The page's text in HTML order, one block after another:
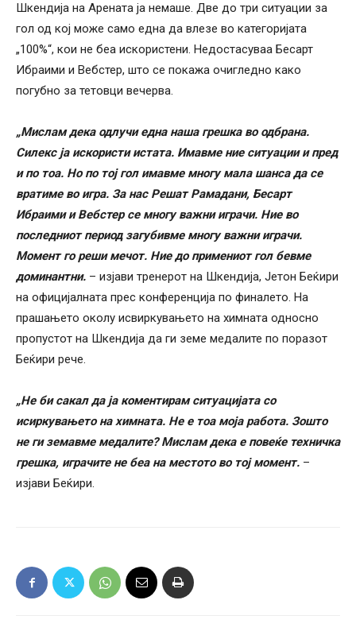
Шкендија на Арената ја немаше. Две до три ситуации за
гол од кој може само една да влезе во категоријата
„100%“, кои не беа искористени. Недостасуваа Бесарт
Ибраими и Вебстер, што се покажа очигледно како
погубно за тетовци вечерва.
„Мислам дека одлучи една наша грешка во одбрана.
Силекс ја искористи истата. Имавме ние ситуации и пред
и по тоа. Но по тој гол имавме многу мала шанса да се
вратиме во игра. За нас Решат Рамадани, Бесарт
Ибраими и Вебстер се многу важни играчи. Ние во
последниот период загубивме многу важни играчи.
Момент го реши мечот. Ние до примениот гол бевме
доминантни. – изјави тренерот на Шкендија, Јетон Беќири
на официјалната прес конференција по финалето. На
прашањето околу исвиркувањето на химната односно
пропустот на Шкендија да ги земе медалите по поразот
Беќири рече.
„Не би сакал да ја коментирам ситуацијата со
исиркувањето на химната. Не е тоа моја работа. Зошто
не ги земавме медалите? Мислам дека е повеќе техничка
грешка, играчите не беа на местото во тој момент. –
изјави Беќири.